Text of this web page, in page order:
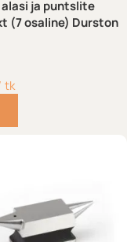
ja puntslite
(7 osaline) Durston
tk